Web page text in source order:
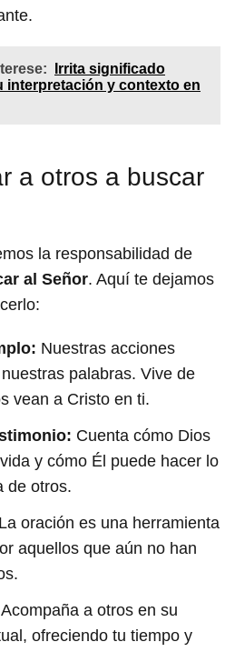
Irrita significado
interpretación y contexto en
a otros a buscar
la responsabilidad de
al Señor. Aquí te dejamos
Nuestras acciones
palabras. Vive de
vean a Cristo en ti.
Cuenta cómo Dios
y cómo Él puede hacer lo
de otros.
La oración es una herramienta
aquellos que aún no han
Acompaña a otros en su
ofreciendo tu tiempo y